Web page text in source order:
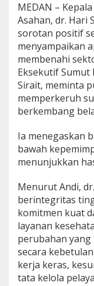
MEDAN –
Asahan, dr. Hari
sorotan positif
menyampaikan
membenahi
Eksekutif Sumut
Sirait, meminta
memperkeruh
berkembang
Ia menegaskan
bawah
menunjukkan
Menurut Andi,
berintegritas
komitmen kuat
layanan
perubahan
secara
kerja keras,
tata kelola